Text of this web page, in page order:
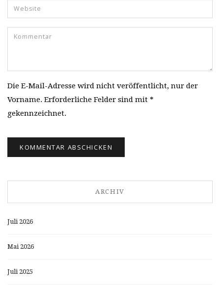
Die E-Mail-Adresse wird nicht veröffentlicht, nur der
Vorname. Erforderliche Felder sind mit *
gekennzeichnet.
ARCHIV
Juli 2026
Mai 2026
Juli 2025